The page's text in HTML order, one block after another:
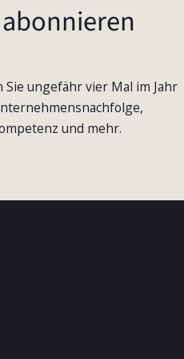
ungefähr vier Mal im Jahr
und mehr.